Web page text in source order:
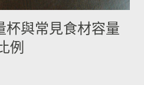
、香料、穀物》 P82~85的文字
己的經驗是冰過的馬鈴薯煮完比
相關的原因。歡迎大家提供。 3.
塊或壓泥分裝，送入冷凍庫冷
杯與常見食材容量
例